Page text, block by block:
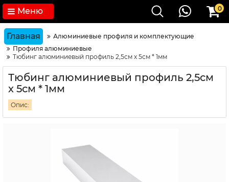
Меню 0
Главная
Алюминиевые профиля и комплектующие
Профиля алюминиевые
Тюбинг алюминиевый профиль 2,5см х 5см * 1мм
Тюбинг алюминиевый профиль 2,5см
х 5см * 1мм
Опис: